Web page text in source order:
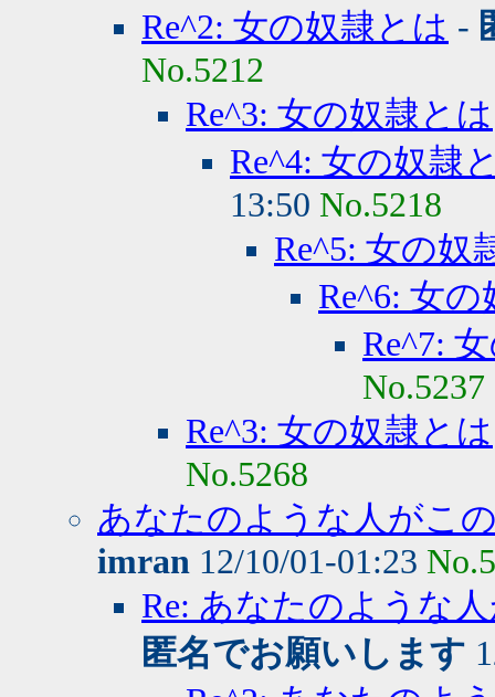
Re^2: 女の奴隷とは -
No.5212
Re^3: 女の奴隷とは
Re^4: 女の奴隷
13:50 No.5218
Re^5: 女の奴
Re^6: 女
Re^7:
No.5237
Re^3: 女の奴隷とは
No.5268
あなたのような人がこ
imran 12/10/01-01:23
Re: あなたのような
匿名でお願いします